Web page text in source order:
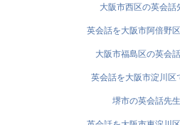
大阪市西区の英会話
英会話を大阪市阿倍野
大阪市福島区の英会
英会話を大阪市淀川区
堺市の英会話先